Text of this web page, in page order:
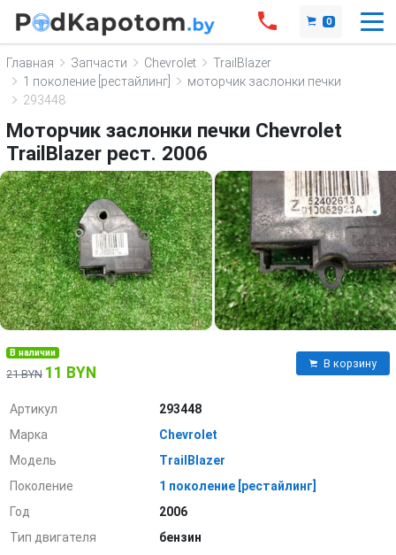
0
Главная Запчасти Chevrolet
TrailBlazer
1 поколение [рестайлинг]
моторчик заслонки печки
293448
Моторчик заслонки печки Chevrolet
TrailBlazer рест. 2006
В наличии
21 BYN 11 BYN
В корзину
Артикул
293448
Марка
Chevrolet
Модель
TrailBlazer
Поколение
1 поколение [рестайлинг]
Год
2006
Тип двигателя
бензин